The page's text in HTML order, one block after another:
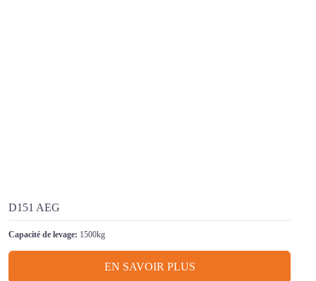
D151 AEG
Capacité de levage: 1500kg
EN SAVOIR PLUS